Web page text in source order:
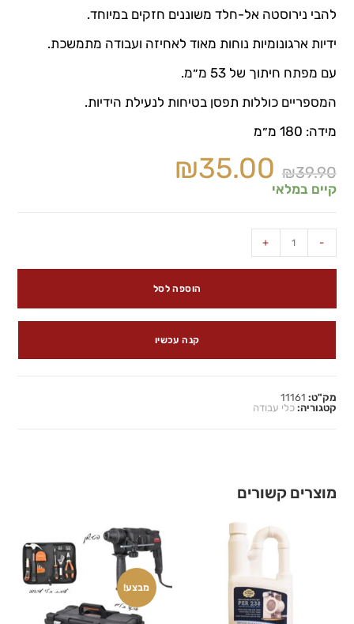
להבי נירוסטה אל-חלד משוננים חזקים במיוחד.
ידיות ארגונומיות נוחות מאוד לאחיזה ועבודה מתמשכת.
עם מפתח חיתוך של 53 מ״מ.
המספריים כוללות תפסן בטיחות לנעילת הידיות.
מידה: 180 מ״מ
₪39.90
₪35.00
קיים במלאי
-
+
הוספה לסל
קנה עכשיו
מק"ט: 11161
קטגוריה:כלי עבודה
מוצרים קשורים
מבצע!